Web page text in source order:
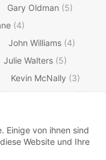
Gary Oldman (5)
(4)
John Williams (4)
Julie Walters (5)
Kevin McNally (3)
(7)
Orlando Bloom (4)
Einige von ihnen sind
Website und Ihre